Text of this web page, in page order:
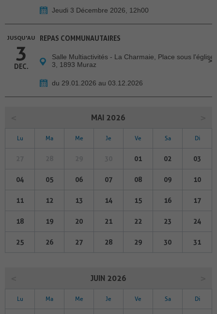
Jeudi 3 Décembre 2026, 12h00
JUSQU'AU
3
DEC.
REPAS COMMUNAUTAIRES
Salle Multiactivités - La Charmaie, Place sous l'église
3, 1893 Muraz
du 29.01.2026 au 03.12.2026
MAI 2026
Lu Ma Me Je Ve Sa Di
01 02 03
04 05 06 07 08 09 10
11 12 13 14 15 16 17
18 19 20 21 22 23 24
25 26 27 28 29 30 31
JUIN 2026
Lu Ma Me Je Ve Sa Di